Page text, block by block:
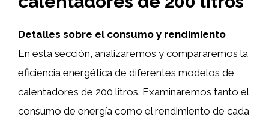
Detalles sobre el consumo y rendimiento
En esta sección, analizaremos y compararemos la
eficiencia energética de diferentes modelos de
calentadores de 200 litros. Examinaremos tanto el
consumo de energía como el rendimiento de cada